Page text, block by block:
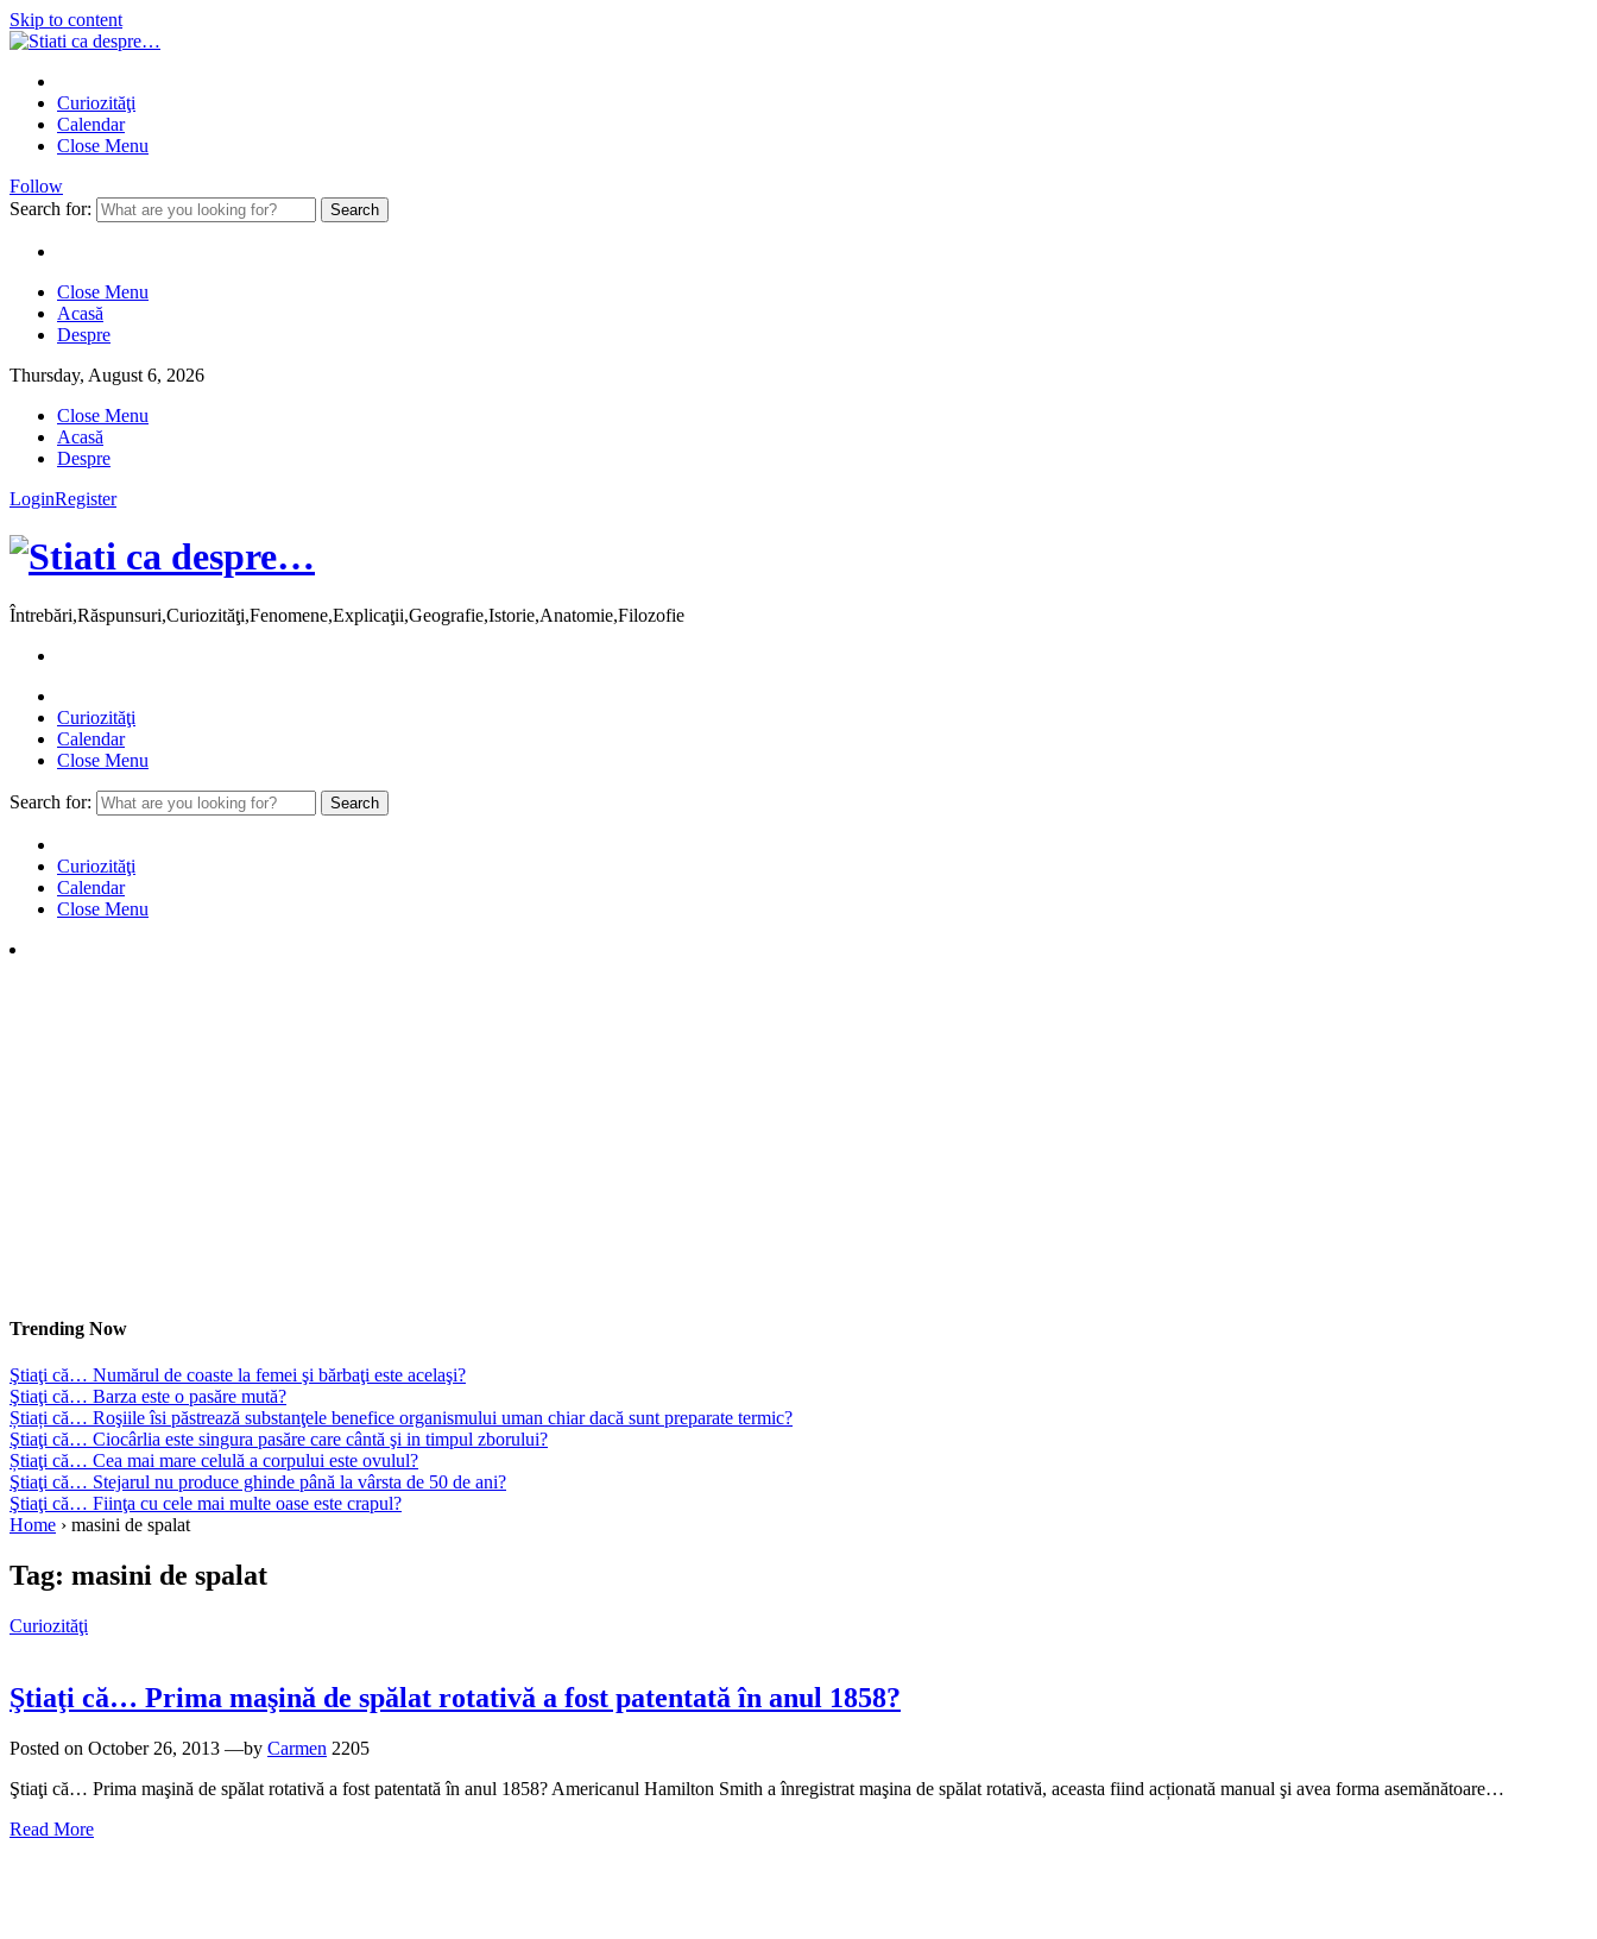
Skip to content
Curiozităţi
Calendar
Close Menu
Follow
Search for:
Close Menu
Acasă
Despre
Thursday, August 6, 2026
Close Menu
Acasă
Despre
LoginRegister
Întrebări,Răspunsuri,Curiozităţi,Fenomene,Explicaţii,Geografie,Istorie,Anatomie,Filozofie
Curiozităţi
Calendar
Close Menu
Search for:
Curiozităţi
Calendar
Close Menu
Trending Now
Ştiaţi că… Numărul de coaste la femei şi bărbaţi este acelaşi?
Ştiaţi că… Barza este o pasăre mută?
Știați că… Roşiile îsi păstrează substanţele benefice organismului uman chiar dacă sunt preparate termic?
Ştiaţi că… Ciocârlia este singura pasăre care cântă şi in timpul zborului?
Știaţi că… Cea mai mare celulă a corpului este ovulul?
Ştiaţi că… Stejarul nu produce ghinde până la vârsta de 50 de ani?
Ştiaţi că… Fiinţa cu cele mai multe oase este crapul?
Home › masini de spalat
Tag: masini de spalat
Curiozităţi
Ştiaţi că… Prima maşină de spălat rotativă a fost patentată în anul 1858?
Posted on October 26, 2013 —by Carmen 2205
Ştiaţi că… Prima maşină de spălat rotativă a fost patentată în anul 1858? Americanul Hamilton Smith a înregistrat maşina de spălat rotativă, aceasta fiind acționată manual şi avea forma asemănătoare…
Read More